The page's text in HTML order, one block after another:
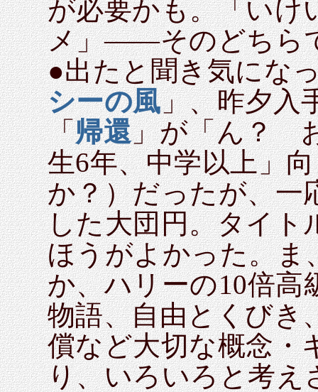
が必要かも。「いけ
メ」――そのどちら
●出たと聞き気にな
シーの風」、昨夕入
「帰還」が「ん？
生6年、中学以上」
か？）だったが、一
した大団円。タイト
ほうがよかった。ま
か、ハリーの10倍
物語、自由とくびき
償など大切な概念・
り、いろいろと考え